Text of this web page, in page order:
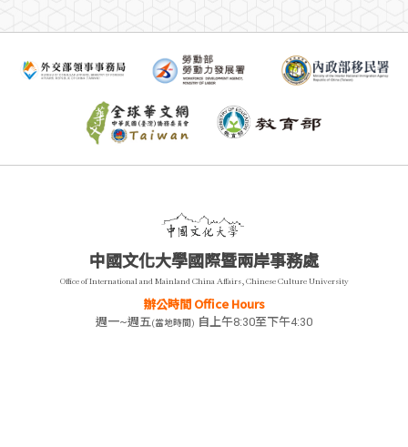
中國文化大學國際暨兩岸事務處
Office of International and Mainland China Affairs, Chinese Culture University
辦公時間 Office Hours
週一~週五(當地時間) 自上午8:30至下午4:30